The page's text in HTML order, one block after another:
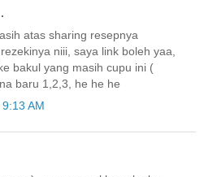
atas sharing resepnya
niii, saya link boleh yaa,
bakul yang masih cupu ini (
baru 1,2,3, he he he
AM